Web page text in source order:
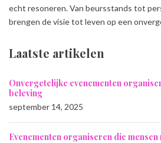
echt resoneren. Van beursstands tot
brengen de visie tot leven op een
Laatste artikelen
Onvergetelijke evenementen
beleving
september 14, 2025
Evenementen organiseren die